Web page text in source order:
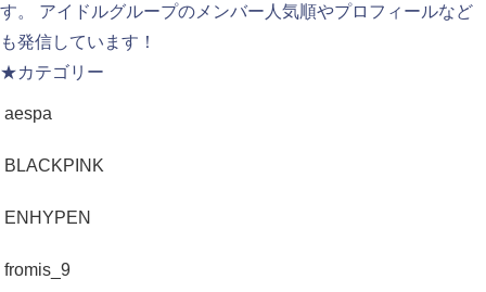
す。 アイドルグループのメンバー人気順やプロフィールなど
も発信しています！
★カテゴリー
aespa
BLACKPINK
ENHYPEN
fromis_9